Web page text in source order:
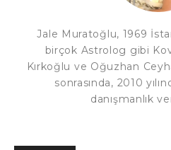
Jale Muratoğlu, 1969
birçok Astrolog gibi
Kırkoğlu ve Oğuzhan
sonrasında, 2010
danışmanlık